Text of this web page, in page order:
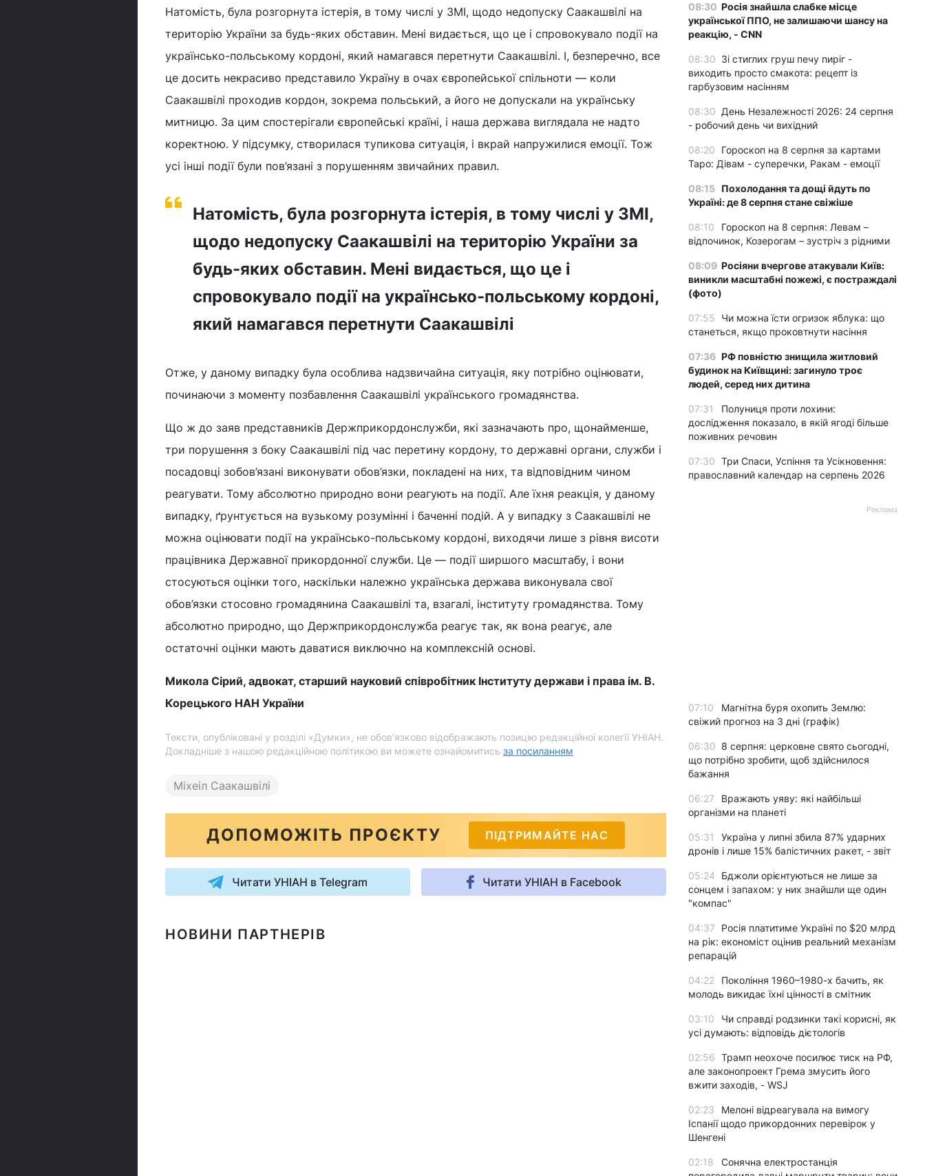
Натомість, була розгорнута істерія, в тому числі у ЗМІ, щодо недопуску Саакашвілі на
територію України за будь-яких обставин. Мені видається, що це і спровокувало події на
українсько-польському кордоні, який намагався перетнути Саакашвілі. І, безперечно, все
це досить некрасиво представило Україну в очах європейської спільноти — коли
Саакашвілі проходив кордон, зокрема польський, а його не допускали на українську
митницю. За цим спостерігали європейські країні, і наша держава виглядала не надто
коректною. У підсумку, створилася тупикова ситуація, і вкрай напружилися емоції. Тож
усі інші події були пов’язані з порушенням звичайних правил.
Натомість, була розгорнута істерія, в тому числі у ЗМІ,
щодо недопуску Саакашвілі на територію України за
будь-яких обставин. Мені видається, що це і
спровокувало події на українсько-польському кордоні,
який намагався перетнути Саакашвілі
Отже, у даному випадку була особлива надзвичайна ситуація, яку потрібно оцінювати,
починаючи з моменту позбавлення Саакашвілі українського громадянства.
Що ж до заяв представників Держприкордонслужби, які зазначають про, щонайменше,
три порушення з боку Саакашвілі під час перетину кордону, то державні органи, служби і
посадовці зобов’язані виконувати обов’язки, покладені на них, та відповідним чином
реагувати. Тому абсолютно природно вони реагують на події. Але їхня реакція, у даному
випадку, ґрунтується на вузькому розумінні і баченні подій. А у випадку з Саакашвілі не
можна оцінювати події на українсько-польському кордоні, виходячи лише з рівня висоти
працівника Державної прикордонної служби. Це — події ширшого масштабу, і вони
стосуються оцінки того, наскільки належно українська держава виконувала свої
обов’язки стосовно громадянина Саакашвілі та, взагалі, інституту громадянства. Тому
абсолютно природно, що Держприкордонслужба реагує так, як вона реагує, але
остаточні оцінки мають даватися виключно на комплексній основі.
Микола Сірий, адвокат, старший науковий співробітник Інституту держави і права ім. В.
Корецького НАН України
Тексти, опубліковані у розділі «Думки», не обов’язково відображають позицію редакційної колегії УНІАН.
Докладніше з нашою редакційною політикою ви можете ознайомитись за посиланням
Міхеіл Саакашвілі
ДОПОМОЖІТЬ ПРОЄКТУ ПІДТРИМАЙТЕ НАС
Читати УНІАН в Telegram Читати УНІАН в Facebook
НОВИНИ ПАРТНЕРІВ
08:30 Росія знайшла слабке місце
української ППО, не залишаючи шансу на
реакцію, - CNN
08:30 Зі стиглих груш печу пиріг -
виходить просто смакота: рецепт із
гарбузовим насінням
08:30 День Незалежності 2026: 24 серпня
- робочий день чи вихідний
08:20
Гороскоп на 8 серпня за картами
Таро: Дівам - суперечки, Ракам - емоції
08:15 Похолодання та дощі йдуть по
Україні: де 8 серпня стане свіжіше
08:10
Гороскоп на 8 серпня: Левам –
відпочинок, Козерогам – зустріч з рідними
08:09 Росіяни вчергове атакували Київ:
виникли масштабні пожежі, є постраждалі
(фото)
07:55
Чи можна їсти огризок яблука: що
станеться, якщо проковтнути насіння
07:36 РФ повністю знищила житловий
будинок на Київщині: загинуло троє
людей, серед них дитина
07:31
Полуниця проти лохини:
дослідження показало, в якій ягоді більше
поживних речовин
07:30 Три Спаси, Успіння та Усікновення:
православний календар на серпень 2026
Реклама
07:10
Магнітна буря охопить Землю:
свіжий прогноз на 3 дні (графік)
06:30 8 серпня: церковне свято сьогодні,
що потрібно зробити, щоб здійснилося
бажання
06:27
Вражають уяву: які найбільші
організми на планеті
05:31
Україна у липні збила 87% ударних
дронів і лише 15% балістичних ракет, - звіт
05:24
Бджоли орієнтуються не лише за
сонцем і запахом: у них знайшли ще один
"компас"
04:37
Росія платитиме Україні по $20 млрд
на рік: економіст оцінив реальний механізм
репарацій
04:22
Покоління 1960–1980-х бачить, як
молодь викидає їхні цінності в смітник
03:10
Чи справді родзинки такі корисні, як
усі думають: відповідь дієтологів
02:56 Трамп неохоче посилює тиск на РФ,
але законопроект Грема змусить його
вжити заходів, - WSJ
02:23
Мелоні відреагувала на вимогу
Іспанії щодо прикордонних перевірок у
Шенгені
02:18
Сонячна електростанція